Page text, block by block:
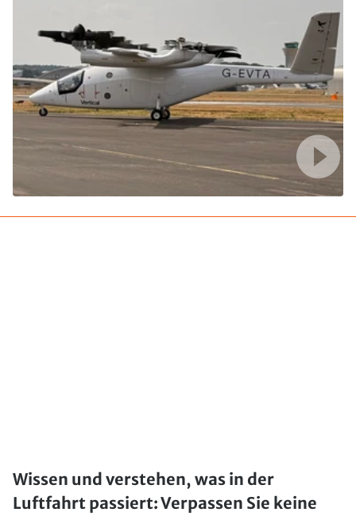
Wissen und verstehen, was in der
Luftfahrt passiert: Verpassen Sie keine